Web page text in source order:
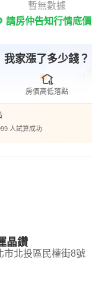
暫無數據
請房仲告知行情底價
我家漲了多少錢？
房價高低落點
人試算成功
晶鑽
市北投區民權街8號